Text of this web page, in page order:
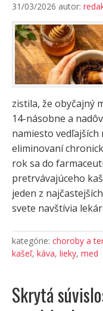
31/03/2026 autor:
zistila, že obyčajný
14-násobne a
namiesto
eliminovaní
rok sa do
pretrvávajúceho
jeden z
svete navštívia
kategórie: choroby a
kašeľ, káva, lieky, med
Skrytá